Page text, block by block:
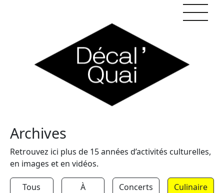
Archives
Retrouvez ici plus de 15 années d’activités culturelles,
en images et en vidéos.
Tous
À
Concerts Culinaire